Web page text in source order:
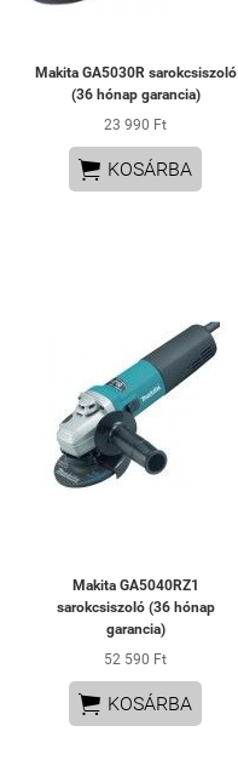
Makita GA5030R sarokcsiszoló
(36 hónap garancia)
23 990 Ft
 KOSÁRBA
Makita GA5040RZ1
sarokcsiszoló (36 hónap
garancia)
52 590 Ft
 KOSÁRBA